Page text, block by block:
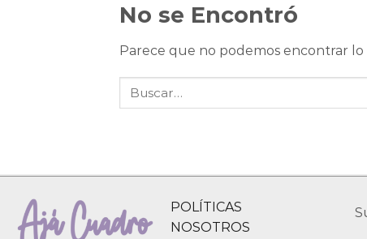
No se Encontró
Parece que no podemos encontrar
POLÍTICAS
NOSOTROS